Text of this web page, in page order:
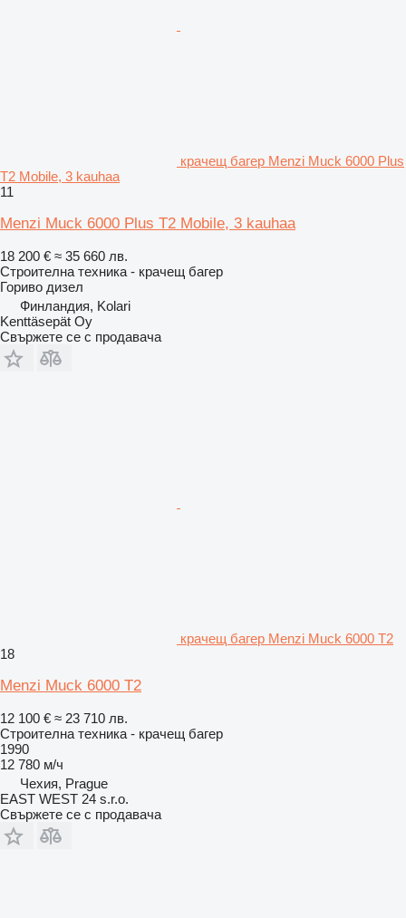
крачещ багер Menzi Muck 6000 Plus
T2 Mobile, 3 kauhaa
11
Menzi Muck 6000 Plus T2 Mobile, 3 kauhaa
18 200 € ≈ 35 660 лв.
Строителна техника - крачещ багер
Гориво дизел
Финландия, Kolari
Kenttäsepät Oy
Свържете се с продавача
крачещ багер Menzi Muck 6000 T2
18
Menzi Muck 6000 T2
12 100 € ≈ 23 710 лв.
Строителна техника - крачещ багер
1990
12 780 м/ч
Чехия, Prague
EAST WEST 24 s.r.o.
Свържете се с продавача